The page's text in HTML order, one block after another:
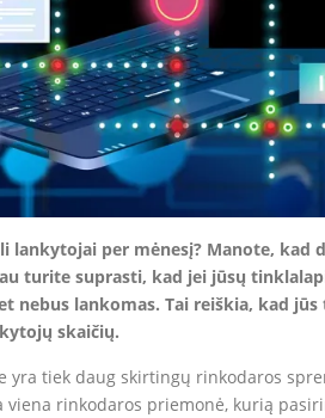
lankytojai per mėnesį? Manote, kad
turite suprasti, kad jei jūsų
nebus lankomas. Tai reiškia, kad
skaičių.
yra tiek daug skirtingų rinkodaros
rinkodaros priemonė, kurią